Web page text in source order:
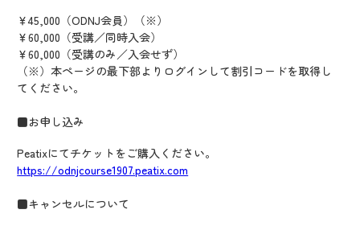
￥45,000（ODNJ会員）（※）
￥60,000（受講／同時入会）
￥60,000（受講のみ／入会せず）
（※）本ページの最下部よりログインして割引コードを取得し
てください。
■お申し込み
Peatixにてチケットをご購入ください。
https://odnjcourse1907.peatix.com
■キャンセルについて